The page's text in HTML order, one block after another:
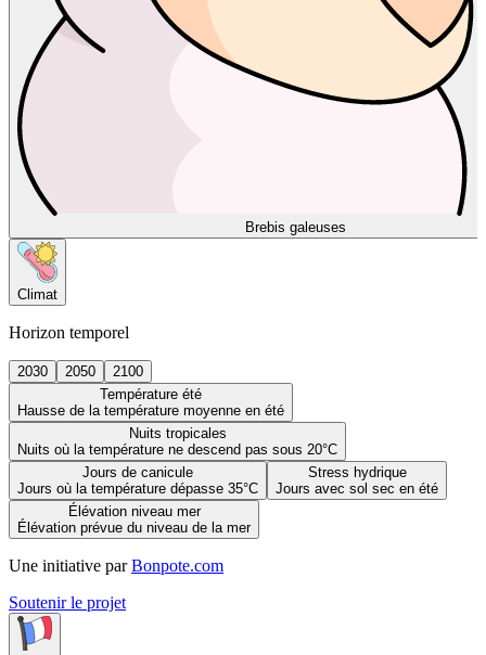
Brebis galeuses
Climat
Horizon temporel
2030 2050
2100
Température été
Hausse de la température moyenne en été
Nuits tropicales
Nuits où la température ne descend pas sous 20°C
Jours de canicule
Jours où la température dépasse 35°C
Stress hydrique
Jours avec sol sec en été
Élévation niveau mer
Élévation prévue du niveau de la mer
Une initiative par Bonpote.com
Soutenir le projet